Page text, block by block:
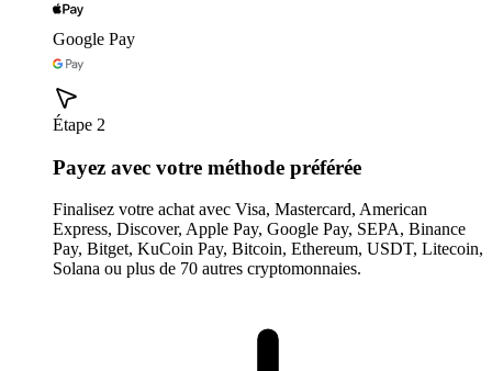
Google Pay
Étape 2
Payez avec votre méthode préférée
Finalisez votre achat avec Visa, Mastercard, American
Express, Discover, Apple Pay, Google Pay, SEPA, Binance
Pay, Bitget, KuCoin Pay, Bitcoin, Ethereum, USDT, Litecoin,
Solana ou plus de 70 autres cryptomonnaies.